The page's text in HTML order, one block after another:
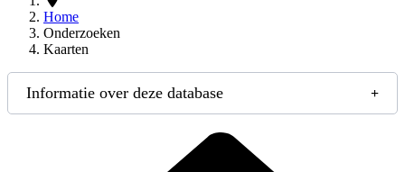
Home
Onderzoeken
Kaarten
Informatie over deze database